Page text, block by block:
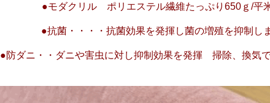
●モダクリル ポリエステル繊維たっぷり650ｇ/平
●抗菌・・・・抗菌効果を発揮し菌の増殖を抑制し
●防ダニ・・ダニや害虫に対し抑制効果を発揮 掃除、換気